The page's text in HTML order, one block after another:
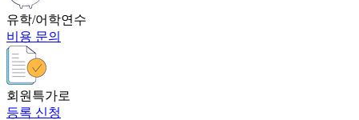
유학/어학연수
비용 문의
회원특가로
등록 신청